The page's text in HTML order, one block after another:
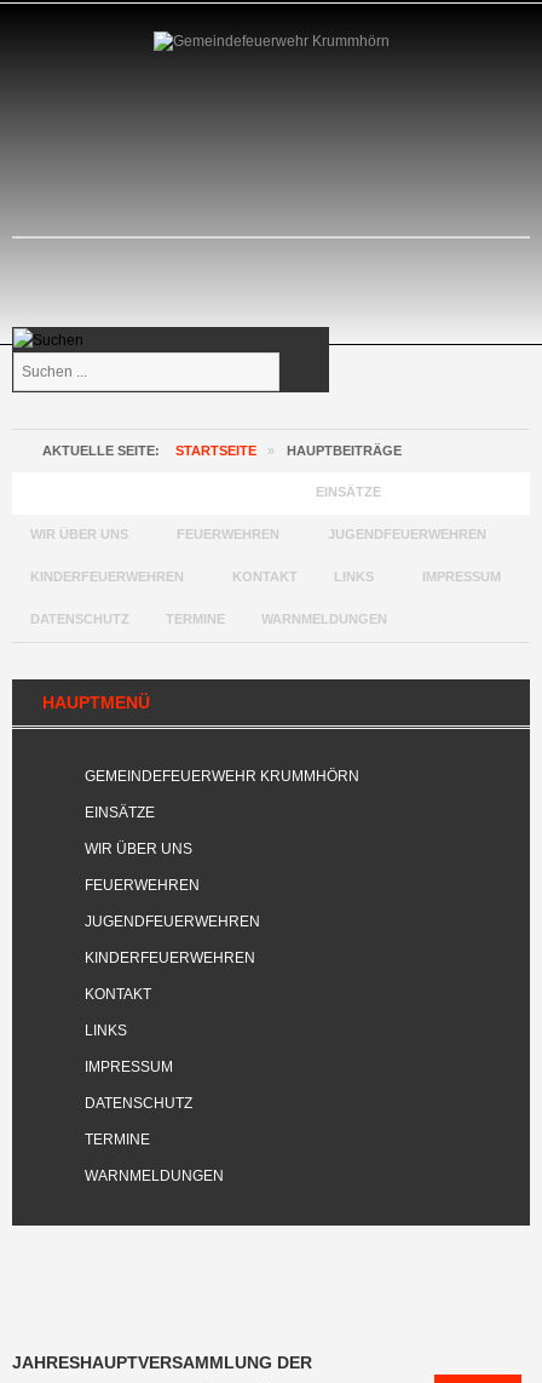
AKTUELLE SEITE: STARTSEITE » HAUPTBEITRÄGE
EINSÄTZE
WIR ÜBER UNS FEUERWEHREN JUGENDFEUERWEHREN
KINDERFEUERWEHREN KONTAKT LINKS IMPRESSUM
DATENSCHUTZ TERMINE WARNMELDUNGEN
HAUPTMENÜ
GEMEINDEFEUERWEHR KRUMMHÖRN
EINSÄTZE
WIR ÜBER UNS
FEUERWEHREN
JUGENDFEUERWEHREN
KINDERFEUERWEHREN
KONTAKT
LINKS
IMPRESSUM
DATENSCHUTZ
TERMINE
WARNMELDUNGEN
JAHRESHAUPTVERSAMMLUNG DER